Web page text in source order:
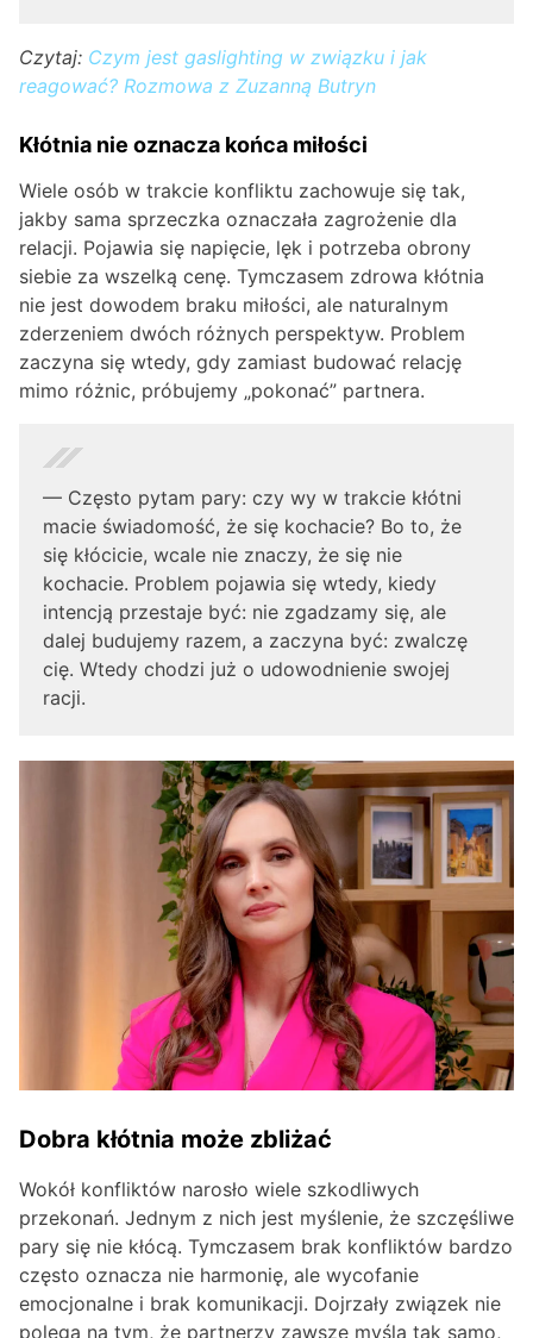
Czytaj: Czym jest gaslighting w związku i jak
reagować? Rozmowa z Zuzanną Butryn
Kłótnia nie oznacza końca miłości
Wiele osób w trakcie konfliktu zachowuje się tak,
jakby sama sprzeczka oznaczała zagrożenie dla
relacji. Pojawia się napięcie, lęk i potrzeba obrony
siebie za wszelką cenę. Tymczasem zdrowa kłótnia
nie jest dowodem braku miłości, ale naturalnym
zderzeniem dwóch różnych perspektyw. Problem
zaczyna się wtedy, gdy zamiast budować relację
mimo różnic, próbujemy „pokonać” partnera.
— Często pytam pary: czy wy w trakcie kłótni
macie świadomość, że się kochacie? Bo to, że
się kłócicie, wcale nie znaczy, że się nie
kochacie. Problem pojawia się wtedy, kiedy
intencją przestaje być: nie zgadzamy się, ale
dalej budujemy razem, a zaczyna być: zwalczę
cię. Wtedy chodzi już o udowodnienie swojej
racji.
Dobra kłótnia może zbliżać
Wokół konfliktów narosło wiele szkodliwych
przekonań. Jednym z nich jest myślenie, że szczęśliwe
pary się nie kłócą. Tymczasem brak konfliktów bardzo
często oznacza nie harmonię, ale wycofanie
emocjonalne i brak komunikacji. Dojrzały związek nie
polega na tym, że partnerzy zawsze myślą tak samo,